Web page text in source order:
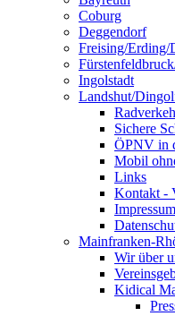
Coburg
Deggendorf
Freising/Erding/
Ingolstadt
Landshut/
Sichere
ÖPNV in
Mobil
Links
Kontakt -
Impressum
Mainfranken-
Wir über
Kidical